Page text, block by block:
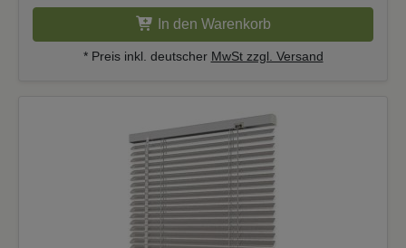
In den Warenkorb
* Preis inkl. deutscher MwSt zzgl. Versand